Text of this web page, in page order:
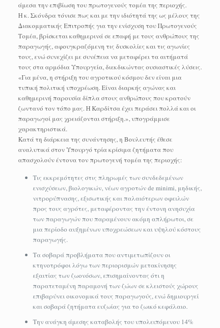
άμεσα την επιβίωση του πρωτογενούς τομέα της περιοχής.
Η κ. Σκόνδρα τόνισε πως και με την ιδιότητά της ως μέλους της
Διακομματικής Επιτροπής για την ενίσχυση του Πρωτογενούς
Τομέα, βρίσκεται καθημερινά σε επαφή με τους ανθρώπους της
παραγωγής, αφουγκραζόμενη τις δυσκολίες και τις αγωνίες
τους, ενώ συνεχίζει με συνέπεια να μεταφέρει τα αιτήματά
τους στα αρμόδια Υπουργεία, διεκδικώντας ουσιαστικές λύσεις.
«Για μένα, η στήριξη του αγροτικού κόσμου δεν είναι μια
τυπική πολιτική υποχρέωση. Είναι διαρκής αγώνας και
καθημερινή παρουσία δίπλα στους ανθρώπους που κρατούν
ζωντανό τον τόπο μας. Η Καρδίτσα έχει περάσει πολλά και οι
παραγωγοί μας χρειάζονται στήριξη.», υπογράμμισε
χαρακτηριστικά.
Κατά τη διάρκεια της συνάντησης, η Βουλευτής έθεσε
αναλυτικά στον Υπουργό τρία κρίσιμα ζητήματα που
απασχολούν έντονα τον πρωτογενή τομέα της περιοχής:
Τις εκκρεμότητες στις πληρωμές των συνδεδεμένων
ενισχύσεων, βιολογικών, νέων αγροτών de minimi, μηδικής,
νιτρορύπνασης, εξισωτικής και παλαιότερων οφειλών
προς τους αγρότες, μεταφέροντας την έντονη ανησυχία
των παραγωγών που παραμένουν ακόμη απλήρωτοι, σε
μια περίοδο αυξημένων υποχρεώσεων και υψηλού κόστους
παραγωγής.
Τα σοβαρά προβλήματα που αντιμετωπίζουν οι
κτηνοτρόφοι λόγω των περιορισμών μετακίνησης
εξαιτίας των ζωονόσων, επισημαίνοντας ότι η
παρατεταμένη παραμονή των ζώων σε κλειστούς χώρους
επιβαρύνει οικονομικά τους παραγωγούς, ενώ δημιουργεί
και σοβαρά ζητήματα ευζωίας για το ζωικό κεφάλαιο.
Την ανάγκη άμεσης καταβολής του υπολειπόμενου 14%